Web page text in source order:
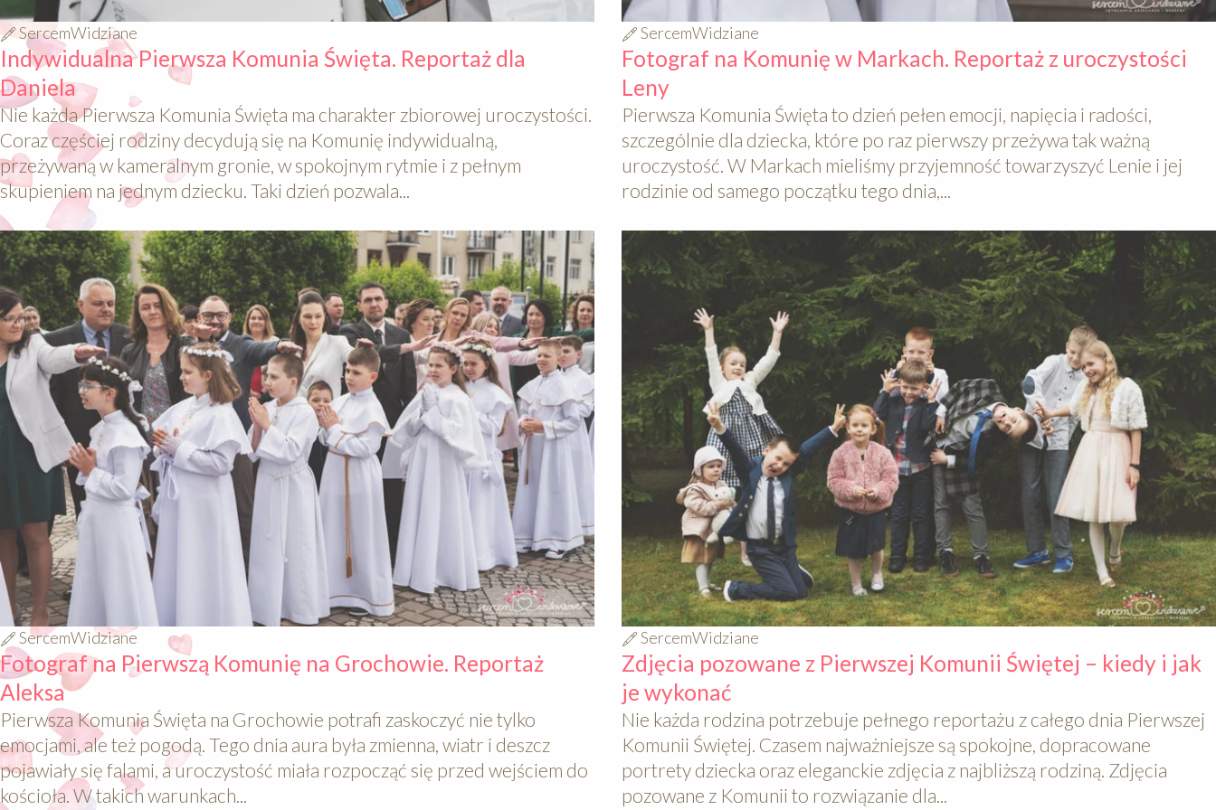
SercemWidziane
Indywidualna Pierwsza Komunia Święta. Reportaż dla
Daniela
Nie każda Pierwsza Komunia Święta ma charakter zbiorowej uroczystości.
Coraz częściej rodziny decydują się na Komunię indywidualną,
przeżywaną w kameralnym gronie, w spokojnym rytmie i z pełnym
skupieniem na jednym dziecku. Taki dzień pozwala...
SercemWidziane
Fotograf na Komunię w Markach. Reportaż z uroczystości
Leny
Pierwsza Komunia Święta to dzień pełen emocji, napięcia i radości,
szczególnie dla dziecka, które po raz pierwszy przeżywa tak ważną
uroczystość. W Markach mieliśmy przyjemność towarzyszyć Lenie i jej
rodzinie od samego początku tego dnia,...
640
SercemWidziane
Fotograf na Pierwszą Komunię na Grochowie. Reportaż
Aleksa
Pierwsza Komunia Święta na Grochowie potrafi zaskoczyć nie tylko
emocjami, ale też pogodą. Tego dnia aura była zmienna, wiatr i deszcz
pojawiały się falami, a uroczystość miała rozpocząć się przed wejściem do
kościoła. W takich warunkach...
640
SercemWidziane
Zdjęcia pozowane z Pierwszej Komunii Świętej – kiedy i jak
je wykonać
Nie każda rodzina potrzebuje pełnego reportażu z całego dnia Pierwszej
Komunii Świętej. Czasem najważniejsze są spokojne, dopracowane
portrety dziecka oraz eleganckie zdjęcia z najbliższą rodziną. Zdjęcia
pozowane z Komunii to rozwiązanie dla...